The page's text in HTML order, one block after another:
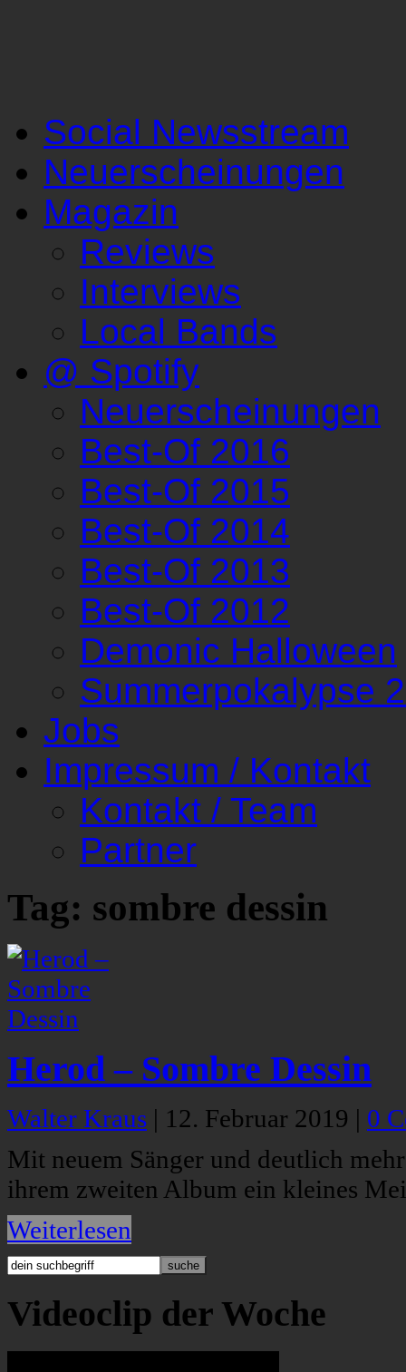
Social Newsstream
Neuerscheinungen
Magazin
Reviews
Interviews
Local Bands
@ Spotify
Neuerscheinungen
Best-Of 2016
Best-Of 2015
Best-Of 2014
Best-Of 2013
Best-Of 2012
Demonic Halloween
Summerpokalypse
Jobs
Impressum / Kontakt
Kontakt / Team
Partner
Tag: sombre dessin
Herod – Sombre Dessin
Walter Kraus | 12. Februar 2019 | 0
Mit neuem Sänger und deutlich
ihrem zweiten Album ein kleines
Weiterlesen
Videoclip der Woche